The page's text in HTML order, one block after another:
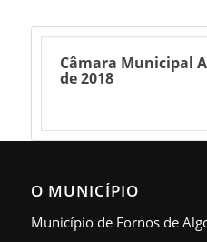
Câmara Municipal
de 2018
O MUNICÍPIO
Município de Fornos de